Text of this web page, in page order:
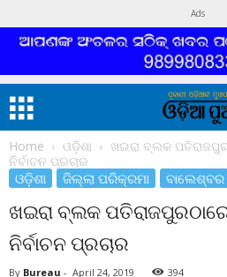
Ads
Home ଓଡ଼ିଶା
ଖଇରା ବ୍ଲକ
ନିର୍ବାଚନ ପ୍ରଚାର
ଓଡ଼ିଶା ଜିଲ୍ଲା ପରିକ୍ରମା ବାଲେଶ୍ବର
ଖଇରା ବ୍ଲକ
ନିର୍ବାଚନ ପ୍ରଚାର
By Bureau - April 24, 2019 394